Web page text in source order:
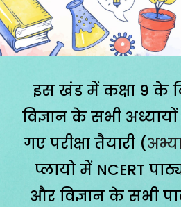
इस खंड में कक्षा 9 के
विज्ञान के सभी
गए परीक्षा तैयारी (
प्लायो में NCERT
और विज्ञान के सभी